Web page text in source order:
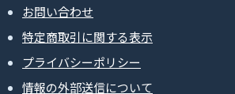
お問い合わせ
特定商取引に関する表示
プライバシーポリシー
情報の外部送信について